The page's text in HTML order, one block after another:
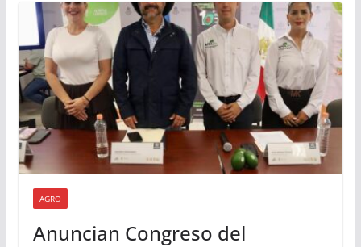
AGRO
Anuncian Congreso del